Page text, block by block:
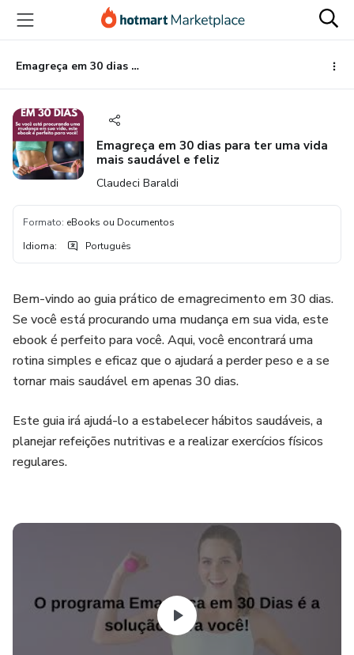
para
conteúdo
principal
para
pagamento
para
rodapé
Emagreça em 30 dias para ter uma vida mais saudável e feliz
Emagreça em 30 dias para ter uma vida
mais saudável e feliz
Claudeci Baraldi
Formato: eBooks ou Documentos
Idioma: Português
Bem-vindo ao guia prático de emagrecimento em 30 dias.
Se você está procurando uma mudança em sua vida, este
ebook é perfeito para você. Aqui, você encontrará uma
rotina simples e eficaz que o ajudará a perder peso e a se
tornar mais saudável em apenas 30 dias.
Este guia irá ajudá-lo a estabelecer hábitos saudáveis, a
planejar refeições nutritivas e a realizar exercícios físicos
regulares.